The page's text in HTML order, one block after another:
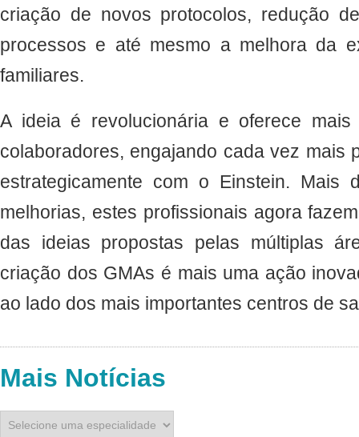
criação de novos protocolos, redução
processos e até mesmo a melhora da
familiares.
A ideia é revolucionária e oferece
colaboradores, engajando cada vez mais
estrategicamente com o Einstein. Mais
melhorias, estes profissionais agora
das ideias propostas pelas múltiplas
criação dos GMAs é mais uma ação
ao lado dos mais importantes centros de
Mais Notícias